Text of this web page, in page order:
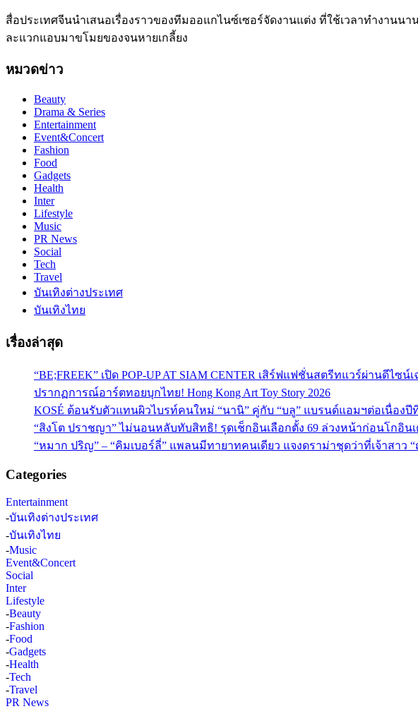
สื่อประเทศจีนนำเสนอเรื่องราวของทีมออแกไนซ์เซอร์จัดงานแต่ง ที่ใช้เวลาทำงาน
ละแวกแอบมาขโมยของจนหายเกลี้ยง
หมวดข่าว
Beauty
Drama & Series
Entertainment
Event&Concert
Fashion
Food
Gadgets
Health
Inter
Lifestyle
Music
PR News
Social
Tech
Travel
บันเทิงต่างประเทศ
บันเทิงไทย
เรื่องล่าสุด
“BE;FREEK” เปิด POP-UP AT SIAM CENTER เสิร์ฟแฟชั่นสตรีทแวร์ผ่านดีไซ
ปรากฏการณ์อาร์ตทอยบุกไทย! Hong Kong Art Toy Story 2026
KOSÉ ต้อนรับตัวแทนผิวไบรท์คนใหม่ “นานิ” คู่กับ “บลู” แบรนด์แอมฯต่อเนื่องปี
“สิงโต ปราชญา” ไม่นอนหลับทับสิทธิ! รุดเช็กอินเลือกตั้ง 69 ล่วงหน้าก่อนโกอิน
“หมาก ปริญ” – “คิมเบอร์ลี่” แพลนมีทายาทคนเดียว แจงดราม่าชุดว่าที่เจ้าสาว
Categories
Entertainment
-บันเทิงต่างประเทศ
-บันเทิงไทย
-Music
Event&Concert
Social
Inter
Lifestyle
-Beauty
-Fashion
-Food
-Gadgets
-Health
-Tech
-Travel
PR News